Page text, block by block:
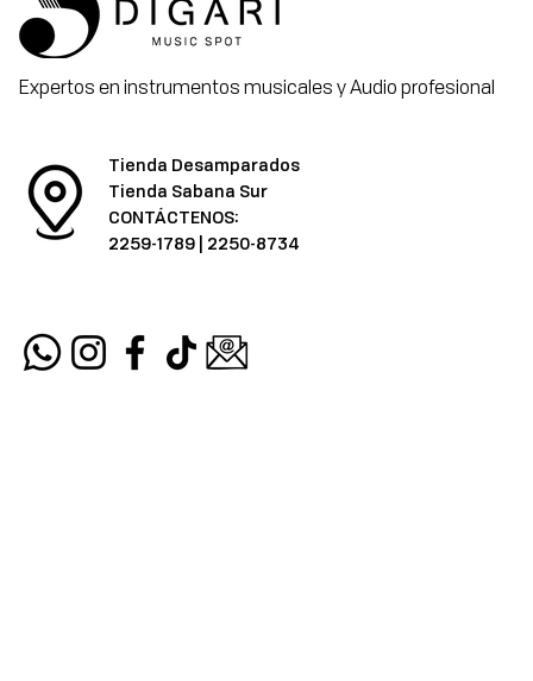
Expertos en instrumentos musicales y Audio profesional
Tienda Desamparados
Tienda Sabana Sur
CONTÁCTENOS:
2259-1789 | 2250-8734